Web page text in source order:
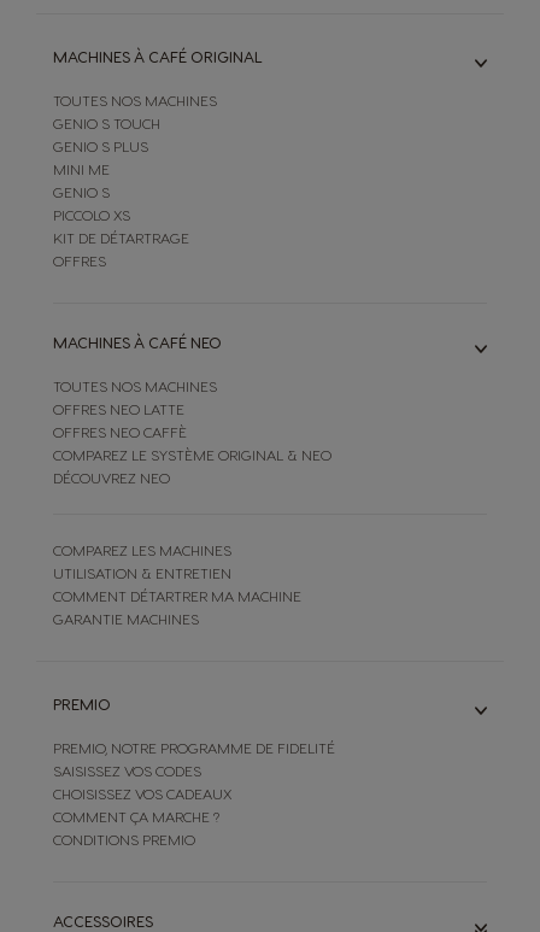
MACHINES À CAFÉ ORIGINAL
TOUTES NOS MACHINES
GENIO S TOUCH
GENIO S PLUS
MINI ME
GENIO S
PICCOLO XS
KIT DE DÉTARTRAGE
OFFRES
MACHINES À CAFÉ NEO
TOUTES NOS MACHINES
OFFRES NEO LATTE
OFFRES NEO CAFFÈ
COMPAREZ LE SYSTÈME ORIGINAL & NEO
DÉCOUVREZ NEO
COMPAREZ LES MACHINES
UTILISATION & ENTRETIEN
COMMENT DÉTARTRER MA MACHINE
GARANTIE MACHINES
PREMIO
PREMIO, NOTRE PROGRAMME DE FIDELITÉ
SAISISSEZ VOS CODES
CHOISISSEZ VOS CADEAUX
COMMENT ÇA MARCHE ?
CONDITIONS PREMIO
ACCESSOIRES